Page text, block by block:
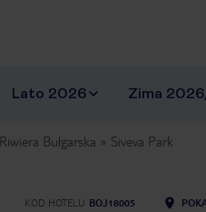
Lato 2026 Zima
Riwiera Bułgarska Siveva Park
KOD HOTELU BOJ18005